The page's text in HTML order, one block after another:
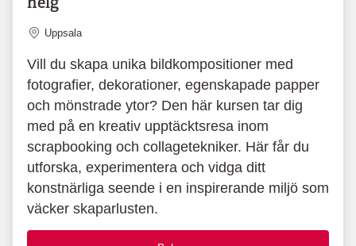
Plats
Uppsala
Vill du skapa unika bildkompositioner med
fotografier, dekorationer, egenskapade papper
och mönstrade ytor? Den här kursen tar dig
med på en kreativ upptäcktsresa inom
scrapbooking och collagetekniker. Här får du
utforska, experimentera och vidga ditt
konstnärliga seende i en inspirerande miljö som
väcker skaparlusten.